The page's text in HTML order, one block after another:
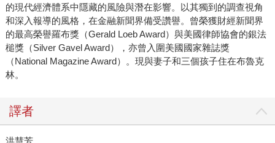
的現代經濟體系中隱藏的風險與潛在影響。以其獨到的調查視角
和深入報導的風格，在金融新聞界備受讚譽。曾榮獲財經新聞界
的最高榮譽羅布獎（Gerald Loeb Award）與美國律師協會的銀法
槌獎（Silver Gavel Award），亦曾入圍美國國家雜誌獎
（National Magazine Award）。現與妻子和三個孩子住在布魯克
林。
譯者
洪慧芳